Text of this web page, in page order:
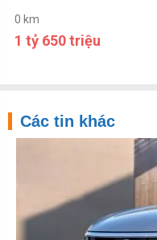
0 km
1 tỷ 650 triệu
Các tin khác